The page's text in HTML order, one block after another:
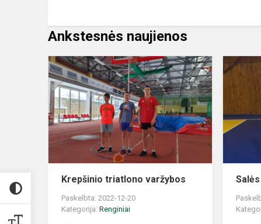
Ankstesnės naujienos
Krepšinio triatlono varžybos
Paskelbta: 2022-12-20
Kategorija: Renginiai